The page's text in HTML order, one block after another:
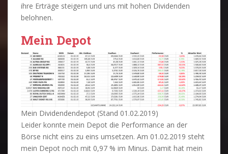
ihre Erträge steigern und uns mit hohen Dividenden
belohnen.
Mein Depot
Mein Dividendendepot (Stand 01.02.2019)
Leider konnte mein Depot die Performance an der
Börse nicht eins zu eins umsetzen. Am 01.02.2019 steht
mein Depot noch mit 0,97 % im Minus. Damit hat mein